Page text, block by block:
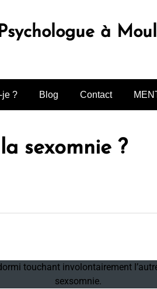
à
je ? Blog Contact
sexomnie ?